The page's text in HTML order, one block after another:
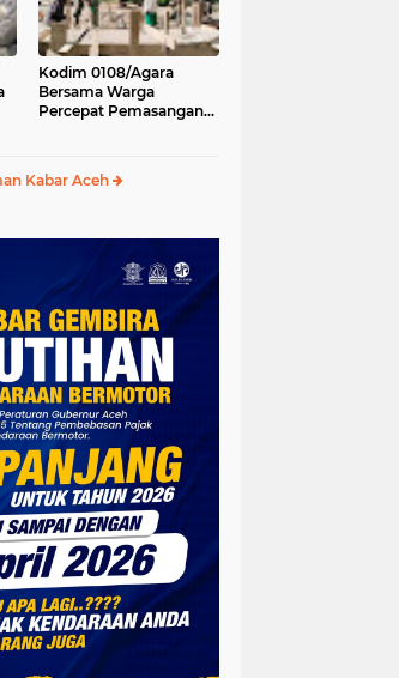
Kodim 0108/Agara
Bersama Warga
Percepat Pemasangan
Kabar Aceh